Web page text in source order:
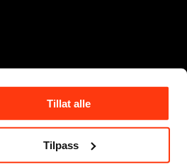
Tillat alle
Tilpass